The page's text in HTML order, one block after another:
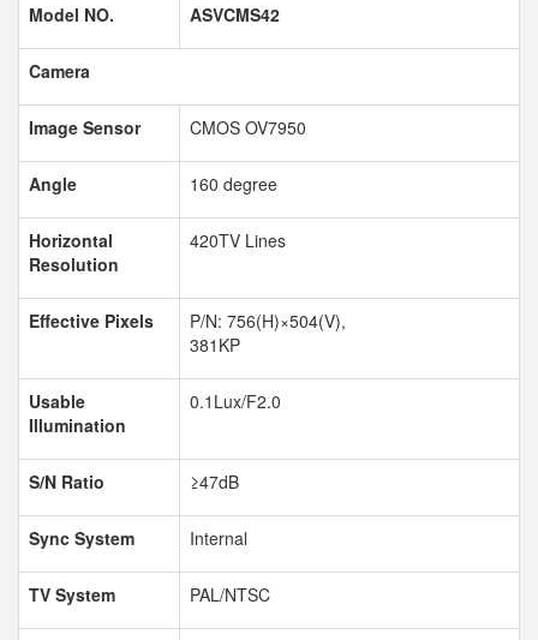
Model NO. ASVCMS42
Camera
Image Sensor CMOS OV7950
Angle 160 degree
Horizontal
Resolution
420TV Lines
Effective Pixels
P/N: 756(H)×504(V),
381KP
Usable
Illumination
0.1Lux/F2.0
S/N Ratio ≥47dB
Sync System Internal
TV System PAL/NTSC